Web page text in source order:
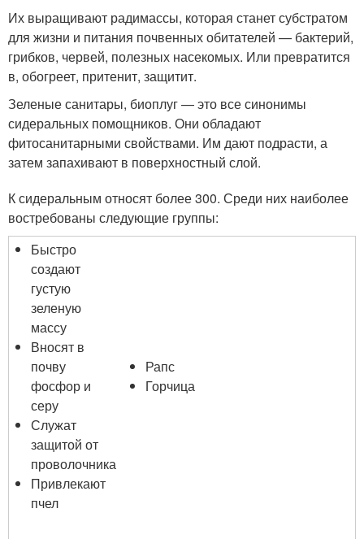
Их выращивают радимассы, которая станет субстратом
для жизни и питания почвенных обитателей — бактерий,
грибков, червей, полезных насекомых. Или превратится
в, обогреет, притенит, защитит.
Зеленые санитары, биоплуг — это все синонимы
сидеральных помощников. Они обладают
фитосанитарными свойствами. Им дают подрасти, а
затем запахивают в поверхностный слой.
К сидеральным относят более 300. Среди них наиболее
востребованы следующие группы:
Быстро
создают
густую
зеленую
массу
Вносят в
почву
фосфор и
серу
Служат
защитой от
проволочника
Привлекают
пчел
Рапс
Горчица